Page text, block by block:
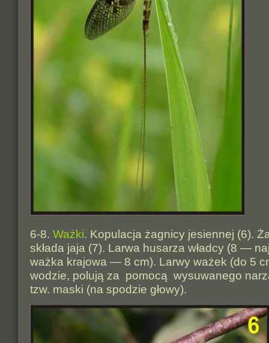
6-8. Ważki. Kopulacja żagnicy jesiennej (6).
składa jaja (7). Larwa husarza władcy (8 —
ważka krajowa — 8 cm). Larwy ważek (do 5
wodzie, polują za pomocą wysuwanego
tzw. maski (na spodzie głowy).